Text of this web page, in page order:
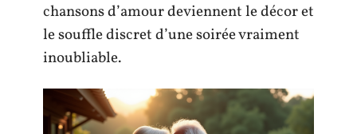
chansons d’amour deviennent le décor et
le souffle discret d’une soirée vraiment
inoubliable.